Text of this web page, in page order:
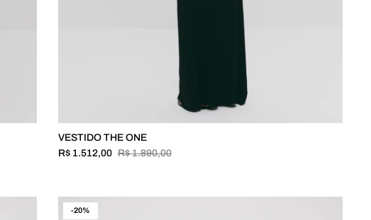
VESTIDO THE ONE
R$ 1.512,00 R$ 1.890,00
-20%